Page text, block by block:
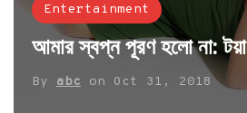
Entertainment
আমার স্বপ্ন পূরণ হলো না: টয়া
By abc on Oct 31, 2018